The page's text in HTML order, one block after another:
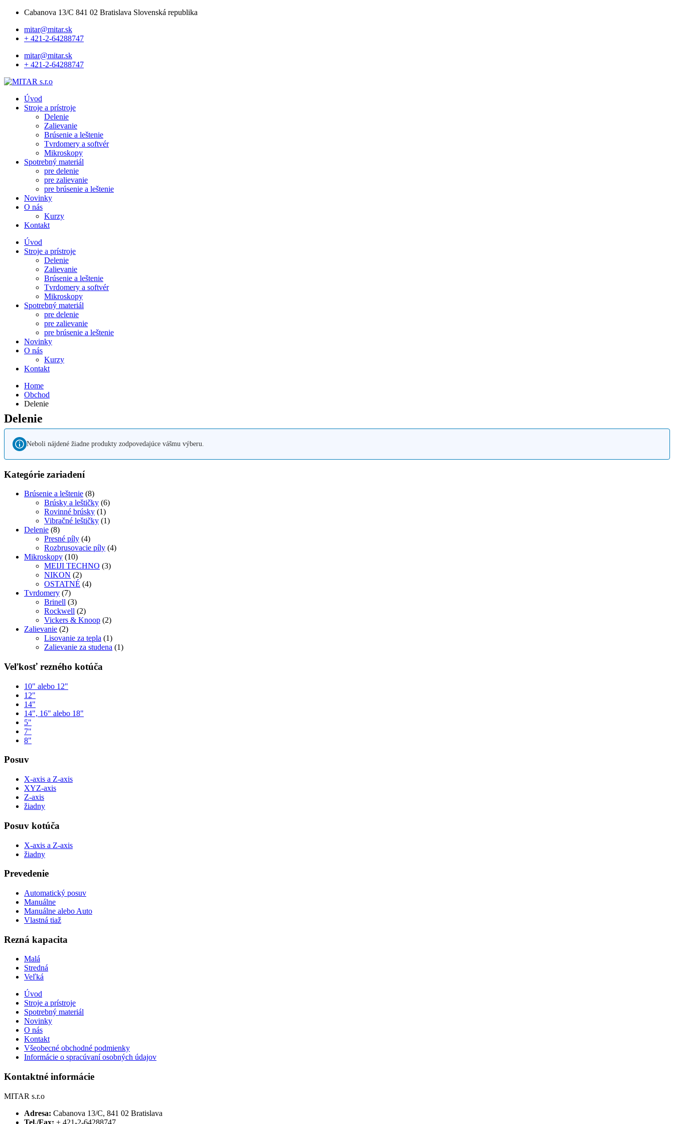
Cabanova 13/C 841 02 Bratislava Slovenská republika
mitar@mitar.sk
+ 421-2-64288747
mitar@mitar.sk
+ 421-2-64288747
Úvod
Stroje a prístroje
Delenie
Zalievanie
Brúsenie a leštenie
Tvrdomery a softvér
Mikroskopy
Spotrebný materiál
pre delenie
pre zalievanie
pre brúsenie a leštenie
Novinky
O nás
Kurzy
Kontakt
Úvod
Stroje a prístroje
Delenie
Zalievanie
Brúsenie a leštenie
Tvrdomery a softvér
Mikroskopy
Spotrebný materiál
pre delenie
pre zalievanie
pre brúsenie a leštenie
Novinky
O nás
Kurzy
Kontakt
Home
Obchod
Delenie
Delenie
Neboli nájdené žiadne produkty zodpovedajúce vášmu výberu.
Kategórie zariadení
Brúsenie a leštenie (8)
Brúsky a leštičky (6)
Rovinné brúsky (1)
Vibračné leštičky (1)
Delenie (8)
Presné píly (4)
Rozbrusovacie píly (4)
Mikroskopy (10)
MEIJI TECHNO (3)
NIKON (2)
OSTATNÉ (4)
Tvrdomery (7)
Brinell (3)
Rockwell (2)
Vickers & Knoop (2)
Zalievanie (2)
Lisovanie za tepla (1)
Zalievanie za studena (1)
Veľkosť rezného kotúča
10" alebo 12"
12"
14"
14", 16" alebo 18"
5"
7"
8"
Posuv
X-axis a Z-axis
XYZ-axis
Z-axis
žiadny
Posuv kotúča
X-axis a Z-axis
žiadny
Prevedenie
Automatický posuv
Manuálne
Manuálne alebo Auto
Vlastná tiaž
Rezná kapacita
Malá
Stredná
Veľká
Úvod
Stroje a prístroje
Spotrebný materiál
Novinky
O nás
Kontakt
Všeobecné obchodné podmienky
Informácie o spracúvaní osobných údajov
Kontaktné informácie
MITAR s.r.o
Adresa: Cabanova 13/C, 841 02 Bratislava
Tel./Fax: + 421-2-64288747